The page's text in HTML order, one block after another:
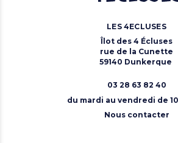
LES 4ECLUSES
Îlot des 4 Écluses
rue de la Cunette
59140 Dunkerque
03 28 63 82 40
du mardi au vendredi de
Nous contacter